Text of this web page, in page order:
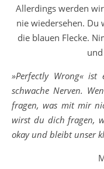
Allerdings werden
nie wiedersehen. Du
die blauen Flecke.
»Perfectly Wrong«
schwache Nerven.
fragen, was mit mir
wirst du dich fragen,
okay und bleibt unser